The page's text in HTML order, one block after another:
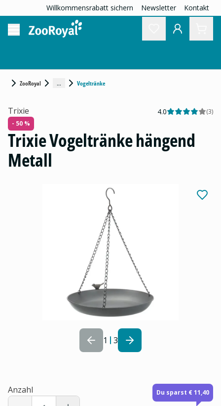
Willkommensrabatt sichern Newsletter Kontakt
ZooRoyal ... Vogeltränke
1 3
Trixie 4.0 (3)
- 50 %
Trixie Vogeltränke hängend
Metall
Anzahl Du sparst € 11,40